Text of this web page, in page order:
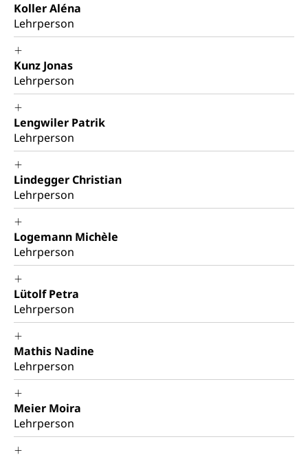
Koller Aléna
Lehrperson
Kunz Jonas
Lehrperson
Lengwiler Patrik
Lehrperson
Lindegger Christian
Lehrperson
Logemann Michèle
Lehrperson
Lütolf Petra
Lehrperson
Mathis Nadine
Lehrperson
Meier Moira
Lehrperson